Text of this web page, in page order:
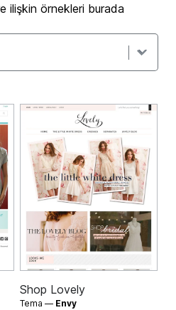
ilişkin örnekleri burada
Shop Lovely
Tema — Envy